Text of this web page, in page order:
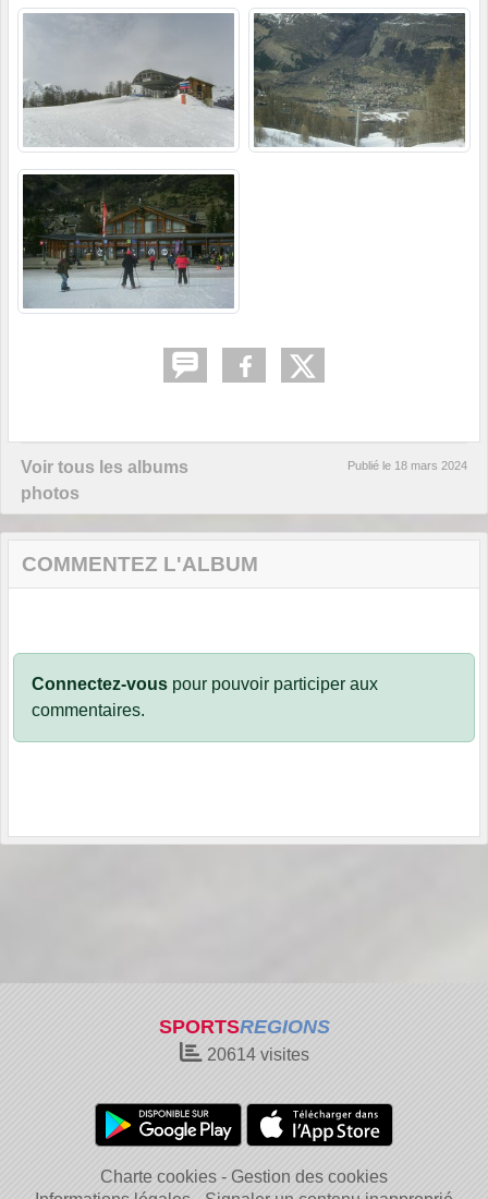
Voir tous les albums
photos
Publié le 18 mars 2024
COMMENTEZ L'ALBUM
Connectez-vous pour pouvoir participer aux
commentaires.
SPORTSREGIONS
20614visites
Charte cookies
Gestion des cookies